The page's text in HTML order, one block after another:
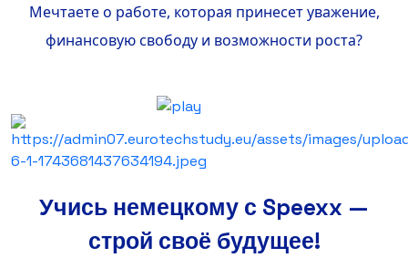
Мечтаете о работе, которая принесет уважение,
финансовую свободу и возможности роста?
Учись немецкому с Speexx —
строй своё будущее!